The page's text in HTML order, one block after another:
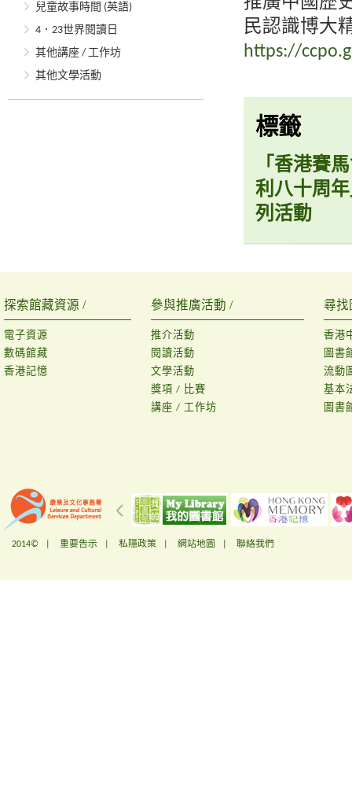
兒童故事時間 (英語)
4．23世界閱讀日
其他講座 / 工作坊
其他文學活動
民認識博大
https://
標籤
「香港賽
利八十周
列活動
探索館藏資源 /
電子資源
數碼館藏
香港記憶
參與推廣活動 /
推介活動
閱讀活動
文學活動
獎項 / 比賽
講座 / 工作坊
尋找
香港
圖書
流動
基本
圖書
2014© | 重要告示 私隱政策 網站地圖 聯絡我們